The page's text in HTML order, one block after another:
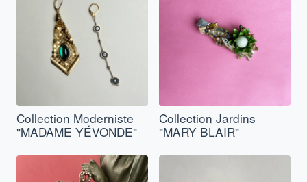
Collection Moderniste
"MADAME YÉVONDE"
Collection Jardins
"MARY BLAIR"